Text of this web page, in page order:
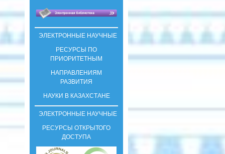
ЭЛЕКТРОННЫЕ НАУЧНЫЕ
РЕСУРСЫ ПО
ПРИОРИТЕТНЫМ
НАПРАВЛЕНИЯМ
РАЗВИТИЯ
НАУКИ В КАЗАХСТАНЕ
ЭЛЕКТРОННЫЕ НАУЧНЫЕ
РЕСУРСЫ ОТКРЫТОГО
ДОСТУПА